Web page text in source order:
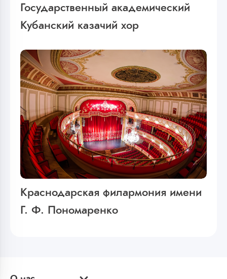
Государственный академический
Кубанский казачий хор
Краснодарская филармония имени
Г. Ф. Пономаренко